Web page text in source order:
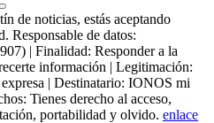
de noticias, estás aceptando
Responsable de datos:
| Finalidad: Responder a la
información | Legitimación:
| Destinatario: IONOS mi
Tienes derecho al acceso,
portabilidad y olvido. enlace